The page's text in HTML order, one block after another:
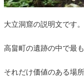
大立洞窟の説明文です。
高畠町の遺跡の中で最
それだけ価値のある場